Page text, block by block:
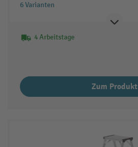
6 Varianten
4 Arbeitstage
Zum Produkt